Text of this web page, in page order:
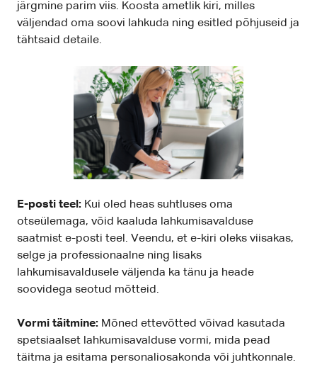
järgmine parim viis. Koosta ametlik kiri, milles
väljendad oma soovi lahkuda ning esitled põhjuseid ja
tähtsaid detaile.
E-posti teel: Kui oled heas suhtluses oma
otseülemaga, võid kaaluda lahkumisavalduse
saatmist e-posti teel. Veendu, et e-kiri oleks viisakas,
selge ja professionaalne ning lisaks
lahkumisavaldusele väljenda ka tänu ja heade
soovidega seotud mõtteid.
Vormi täitmine: Mõned ettevõtted võivad kasutada
spetsiaalset lahkumisavalduse vormi, mida pead
täitma ja esitama personaliosakonda või juhtkonnale.